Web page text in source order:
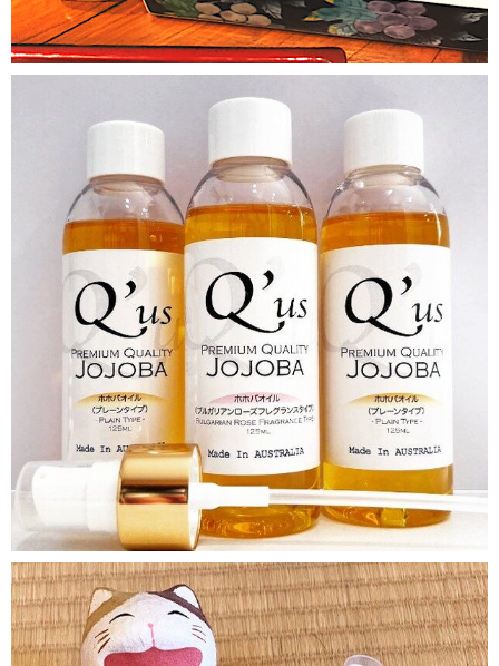
qusjojoba
qusjojoba